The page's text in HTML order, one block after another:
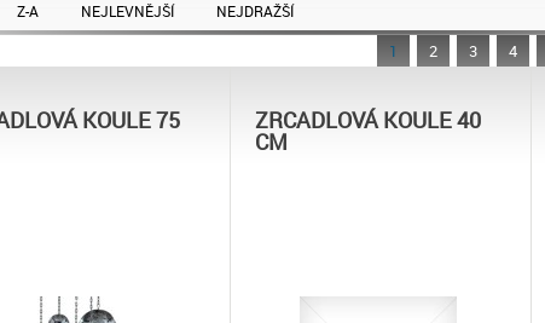
Z-A NEJLEVNĚJŠÍ NEJDRAŽŠÍ
1 2 3 4
KOULE 75 ZRCADLOVÁ KOULE 40
CM